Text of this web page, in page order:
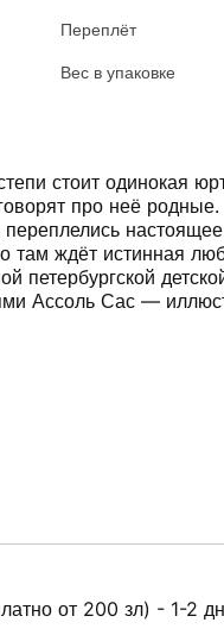
Переплёт
Вес в упаковке
стоит одинокая
про неё
переплелись
там ждёт истинная
петербургской
Ассоль Сас —
от 200 зл) - 1-2